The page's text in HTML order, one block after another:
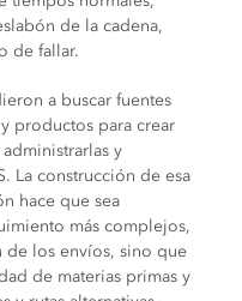
de la cadena,
de fallar.
a buscar fuentes
productos para crear
y
La construcción de esa
hace que sea
más complejos,
los envíos, sino que
de materias primas y